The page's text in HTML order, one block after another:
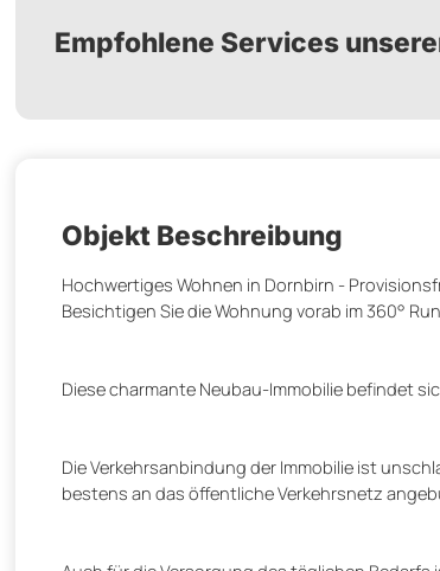
Empfohlene Services
Objekt Beschreibung
Hochwertiges Wohnen in Dornbirn -
Besichtigen Sie die Wohnung vorab im 360°
Diese charmante Neubau-Immobilie befindet
Die Verkehrsanbindung der Immobilie ist
bestens an das öffentliche Verkehrsnetz